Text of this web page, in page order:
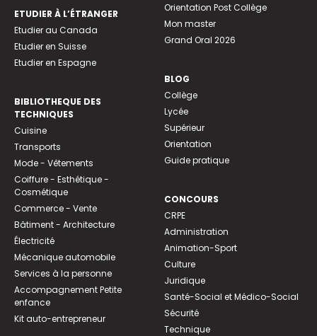
ETUDIER À L’ÉTRANGER
Etudier au Canada
Etudier en Suisse
Etudier en Espagne
BIBLIOTHEQUE DES
TECHNIQUES
Cuisine
Transports
Mode - Vêtements
Coiffure - Esthétique -
Cosmétique
Commerce - Vente
Bâtiment - Architecture
Électricité
Mécanique automobile
Services à la personne
Accompagnement Petite
enfance
Kit auto-entrepreneur
Orientation Post Collège
Mon master
Grand Oral 2026
BLOG
Collège
Lycée
Supérieur
Orientation
Guide pratique
CONCOURS
CRPE
Administration
Animation-Sport
Culture
Juridique
Santé-Social et Médico-Social
Sécurité
Technique